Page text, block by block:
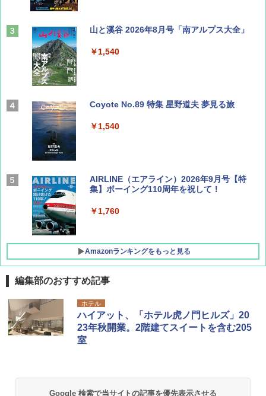
山と溪谷 2026年8月号「南アルプス大全」
￥1,540
Coyote No.89 特集 星野道夫 夢見る旅
￥1,540
AIRLINE（エアライン）2026年9月号【特
集】ボーイング110周年を祝して！
￥1,760
Amazonランキングをもっと見る
D40 地球の歩き方 チェンマイ タイ北部の魅
力的な町 2026～2027 地球の歩き方D アジア
￥2,079
[キャンパーズコレクション 山善] ポップアッ
プテント 傘みたいに広げて畳める パッとサ
ッとサンシェード キューブ フルクローズ メ
ッシュ 簡単設置 ワンタッチテント キャンプ
BUNDOK(バンドック)ソロ ドーム 1 EX BDK
-08EX カーキ ソロキャンプ ポリエステル フ
レーム テント
GRANDOOR ステンレス保冷剤 2個セット 2
編集部のおすすめ記事
ホテル
ハイアット、「ホテル虎ノ門ヒルズ」20
23年秋開業。2階建てスイートを含む205
室
Google 検索で当サイトの記事を優先表示させる